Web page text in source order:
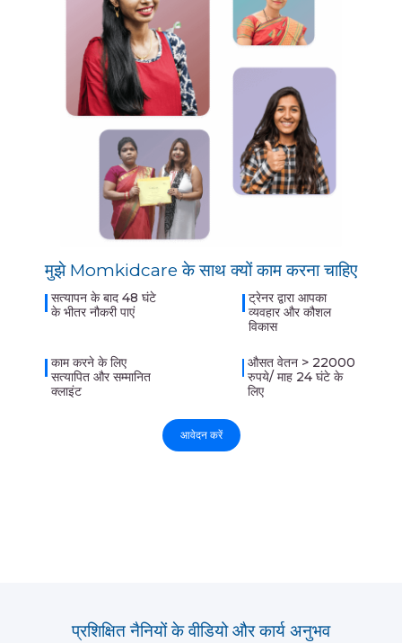
मुझे Momkidcare के साथ क्यों काम करना चाहिए
सत्यापन के बाद 48 घंटे
के भीतर नौकरी पाएं
ट्रेनर द्वारा आपका
व्यवहार और कौशल
विकास
काम करने के लिए
सत्यापित और सम्मानित
क्लाइंट
औसत वेतन > 22000
रुपये/ माह 24 घंटे के
लिए
आवेदन करें
प्रशिक्षित नैनियों के वीडियो और कार्य अनुभव